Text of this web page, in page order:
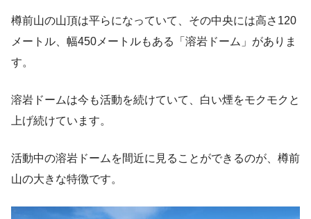
樽前山の山頂は平らになっていて、その中央には高さ120
メートル、幅450メートルもある「溶岩ドーム」がありま
す。
溶岩ドームは今も活動を続けていて、白い煙をモクモクと
上げ続けています。
活動中の溶岩ドームを間近に見ることができるのが、樽前
山の大きな特徴です。